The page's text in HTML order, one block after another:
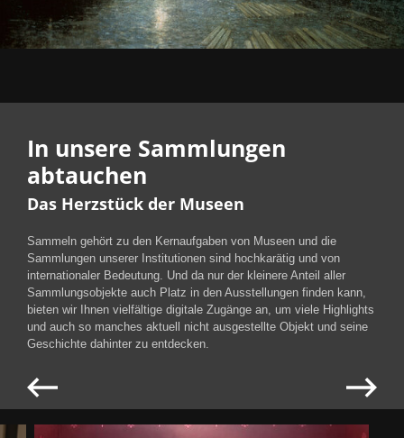
In unsere Sammlungen
abtauchen
Das Herzstück der Museen
Sammeln gehört zu den Kernaufgaben von Museen und die
Sammlungen unserer Institutionen sind hochkarätig und von
internationaler Bedeutung. Und da nur der kleinere Anteil aller
Sammlungsobjekte auch Platz in den Ausstellungen finden kann,
bieten wir Ihnen vielfältige digitale Zugänge an, um viele Highlights
und auch so manches aktuell nicht ausgestellte Objekt und seine
Geschichte dahinter zu entdecken.